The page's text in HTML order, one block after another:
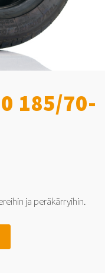
185/70-
ja peräkärryihin.